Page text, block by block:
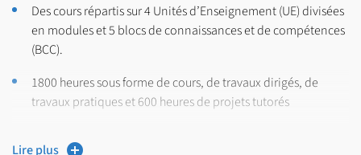
Des cours répartis sur 4 Unités d’Enseignement (UE) divisées
en modules et 5 blocs de connaissances et de compétences
(BCC).
1800 heures sous forme de cours, de travaux dirigés, de
travaux pratiques et 600 heures de projets tutorés
Lire plus